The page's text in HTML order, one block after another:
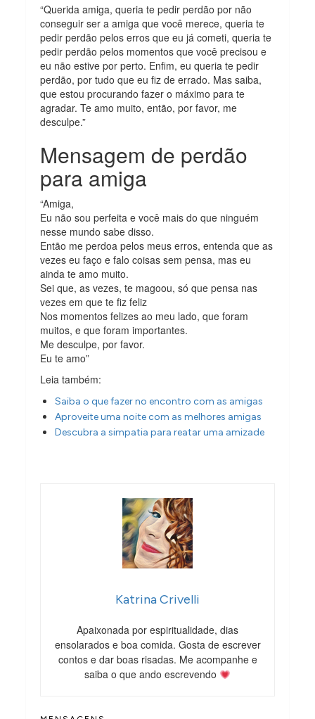
“Querida amiga, queria te pedir perdão por não
conseguir ser a amiga que você merece, queria te
pedir perdão pelos erros que eu já cometi, queria te
pedir perdão pelos momentos que você precisou e
eu não estive por perto. Enfim, eu queria te pedir
perdão, por tudo que eu fiz de errado. Mas saiba,
que estou procurando fazer o máximo para te
agradar. Te amo muito, então, por favor, me
desculpe.”
Mensagem de perdão
para amiga
“Amiga,
Eu não sou perfeita e você mais do que ninguém
nesse mundo sabe disso.
Então me perdoa pelos meus erros, entenda que as
vezes eu faço e falo coisas sem pensa, mas eu
ainda te amo muito.
Sei que, as vezes, te magoou, só que pensa nas
vezes em que te fiz feliz
Nos momentos felizes ao meu lado, que foram
muitos, e que foram importantes.
Me desculpe, por favor.
Eu te amo”
Leia também:
Saiba o que fazer no encontro com as amigas
Aproveite uma noite com as melhores amigas
Descubra a simpatia para reatar uma amizade
Katrina Crivelli
Apaixonada por espiritualidade, dias
ensolarados e boa comida. Gosta de escrever
contos e dar boas risadas. Me acompanhe e
saiba o que ando escrevendo